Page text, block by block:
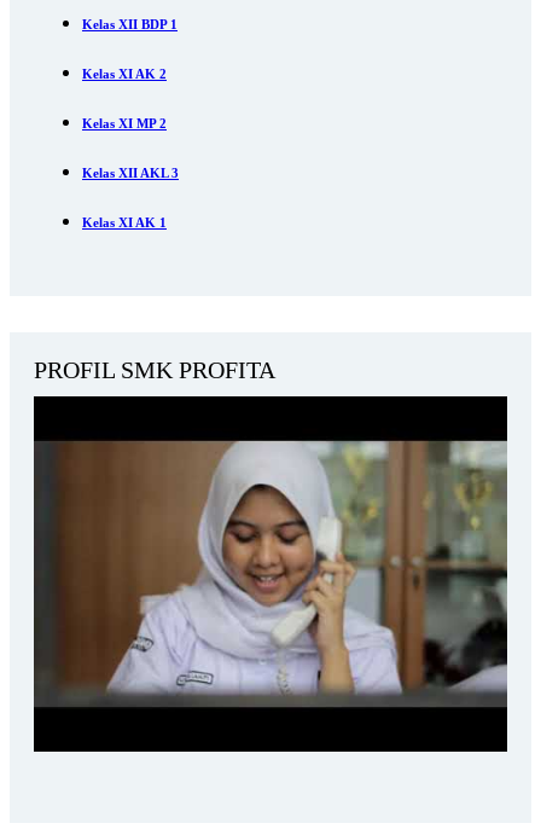
Kelas XII BDP 1
Kelas XI AK 2
Kelas XI MP 2
Kelas XII AKL 3
Kelas XI AK 1
PROFIL SMK PROFITA